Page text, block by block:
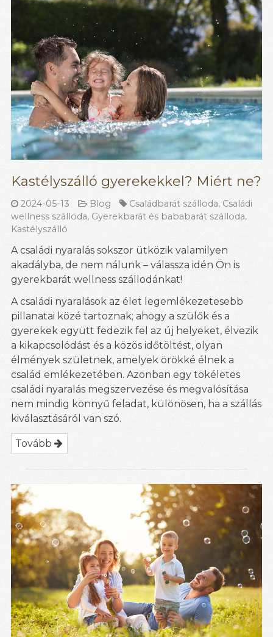
Kastélyszálló gyerekekkel? Miért ne?
2024-05-13 Blog Családbarát szálloda, Családi
wellness szálloda, Gyerekbarát és bababarát szálloda,
Kastélyszálló
A családi nyaralás sokszor ütközik valamilyen
akadályba, de nem nálunk – válassza idén Ön is
gyerekbarát wellness szállodánkat!
A családi nyaralások az élet legemlékezetesebb
pillanatai közé tartoznak; ahogy a szülők és a
gyerekek együtt fedezik fel az új helyeket, élvezik
a kikapcsolódást és a közös időtöltést, olyan
élmények születnek, amelyek örökké élnek a
család emlékezetében. Azonban egy tökéletes
családi nyaralás megszervezése és megvalósítása
nem mindig könnyű feladat, különösen, ha a szállás
kiválasztásáról van szó.
Tovább